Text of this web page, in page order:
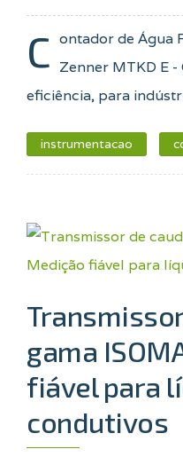
C ontador de Água
Zenner MTKD E
eficiência, para
instrumentacao
gama
fiável para
condutivos